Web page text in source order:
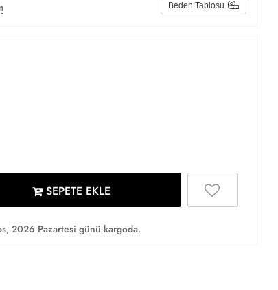
Beden Tablosu
SEPETE EKLE
2026 Pazartesi günü kargoda.